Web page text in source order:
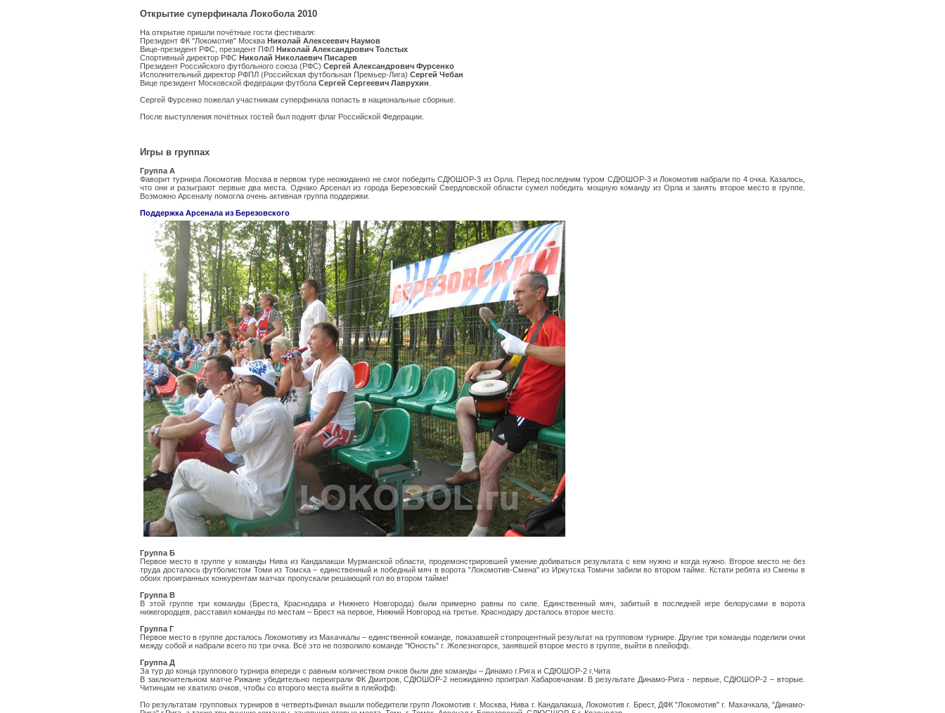
Открытие суперфинала Локобола 2010
На открытие пришли почётные гости фестиваля:
Президент ФК "Локомотив" Москва Николай Алексеевич Наумов
Вице-президент РФС, президент ПФЛ Николай Александрович Толстых
Спортивный директор РФС Николай Николаевич Писарев
Президент Российского футбольного союза (РФС) Сергей Александрович Фурсенко
Исполнительный директор РФПЛ (Российская футбольная Премьер-Лига) Сергей Чебан
Вице президент Московской федерации футбола Сергей Сергеевич Лаврухин
Сергей Фурсенко пожелал участникам суперфинала попасть в национальные сборные.
После выступления почётных гостей был поднят флаг Российской Федерации.
Игры в группах
Группа А
Фаворит турнира Локомотив Москва в первом туре неожиданно не смог победить СДЮШОР-3 из Орла. Перед последним туром СДЮШОР-3 и Локомотив набрали по 4 очка. Казалось,
что они и разыграют первые два места. Однако Арсенал из города Березовский Свердловской области сумел победить мощную команду из Орла и занять второе место в группе.
Возможно Арсеналу помогла очень активная группа поддержки.
Поддержка Арсенала из Березовского
Группа Б
Первое место в группе у команды Нива из Кандалакши Мурманской области, продемонстрировшей умение добиваться результата с кем нужно и когда нужно. Второе место не без
труда досталось футболистом Томи из Томска – единственный и победный мяч в ворота "Локомотив-Смена" из Иркутска Томичи забили во втором тайме. Кстати ребята из Смены в
обоих проигранных конкурентам матчах пропускали решающий гол во втором тайме!
Группа В
В этой группе три команды (Бреста, Краснодара и Нижнего Новгорода) были примерно равны по силе. Единственный мяч, забитый в последней игре белорусами в ворота
нижегородцев, расставил команды по местам – Брест на первое, Нижний Новгород на третье. Краснодару досталось второе место.
Группа Г
Первое место в группе досталось Локомотиву из Махачкалы – единственной команде, показавшей стопроцентный результат на групповом турнире. Другие три команды поделили очки
между собой и набрали всего по три очка. Всё это не позволило команде "Юность" г. Железногорск, занявшей второе место в группе, выйти в плейофф.
Группа Д
За тур до конца группового турнира впереди с равным количеством очков были две команды – Динамо г.Рига и СДЮШОР-2 г.Чита
В заключительном матче Рижане убедительно переиграли ФК Дмитров, СДЮШОР-2 неожиданно проиграл Хабаровчанам. В результате Динамо-Рига - первые, СДЮШОР-2 – вторые.
Читинцам не хватило очков, чтобы со второго места выйти в плейофф.
По результатам групповых турниров в четвертьфинал вышли победители групп Локомотив г. Москва, Нива г. Кандалакша, Локомотив г. Брест, ДФК "Локомотив" г. Махачкала, "Динамо-